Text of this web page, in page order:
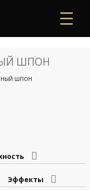
ШПОН
ШПОН
Эффекты